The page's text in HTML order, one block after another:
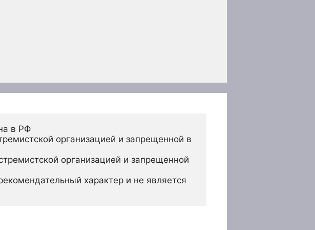
в РФ
организацией и запрещенной в
организацией и запрещенной
характер и не является